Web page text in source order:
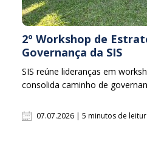
2º Workshop de
Governança da SIS
SIS reúne lideranças em
consolida caminho de
07.07.2026 | 5 minutos de